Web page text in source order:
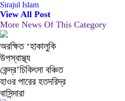
Sirajul Islam
View All Post
More News Of This Category
অরক্ষিত ‘হাকালুকি
উপস্বাস্থ্য
কেন্দ্র’চিকিৎসা বঞ্চিত
হাওর পারের হতদরিদ্র
বাসিন্দারা